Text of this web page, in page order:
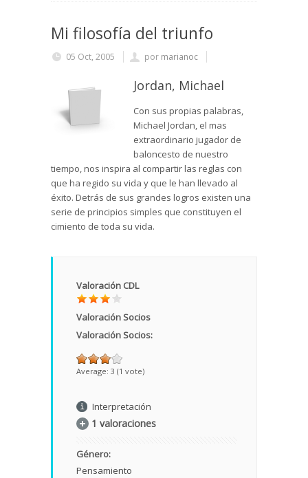
Mi filosofía del triunfo
05 Oct, 2005 por marianoc
Jordan, Michael
Con sus propias palabras,
Michael Jordan, el mas
extraordinario jugador de
baloncesto de nuestro
tiempo, nos inspira al compartir las reglas con
que ha regido su vida y que le han llevado al
éxito. Detrás de sus grandes logros existen una
serie de principios simples que constituyen el
cimiento de toda su vida.
Valoración CDL
Valoración Socios
Valoración Socios:
Average: 3 (1 vote)
Interpretación
1 valoraciones
Género:
Pensamiento